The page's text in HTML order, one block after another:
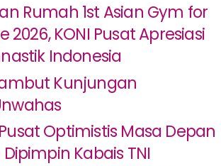
Rumah 1st Asian Gym for
2026, KONI Pusat Apresiasi
Indonesia
Kunjungan
Optimistis Masa Depan
Dipimpin Kabais TNI